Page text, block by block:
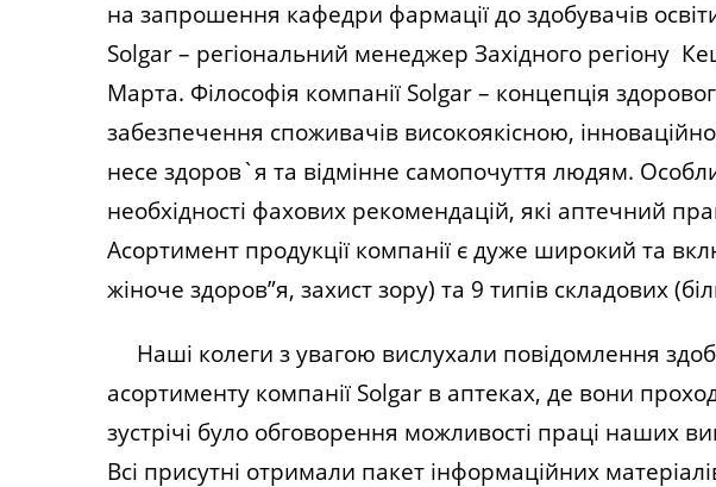
на запрошення кафедри фармації до здобувачів
Solgar – регіональний менеджер Західного регіону
Марта. Філософія компанії Solgar – концепція
забезпечення споживачів високоякісною,
несе здоров`я та відмінне самопочуття людям.
необхідності фахових рекомендацій, які аптечний
Асортимент продукції компанії є дуже широкий та
жіноче здоров”я, захист зору) та 9 типів складових
Наші колеги з увагою вислухали повідомлення
асортименту компанії Solgar в аптеках, де вони
зустрічі було обговорення можливості праці наших
Всі присутні отримали пакет інформаційних